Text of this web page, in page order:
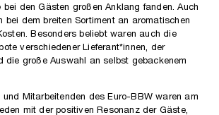
bei den Gästen großen Anklang fanden. Auch
bei dem breiten Sortiment an aromatischen
Besonders beliebt waren auch die
verschiedener Lieferant*innen, der
die große Auswahl an selbst gebackenem
und Mitarbeitenden des Euro-BBW waren am
mit der positiven Resonanz der Gäste,